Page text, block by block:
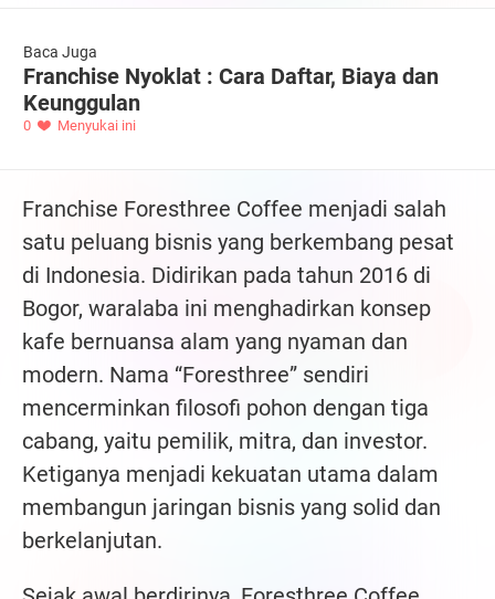
Baca Juga
Franchise Nyoklat : Cara Daftar, Biaya dan
Keunggulan
0 Menyukai ini
Franchise Foresthree Coffee menjadi salah
satu peluang bisnis yang berkembang pesat
di Indonesia. Didirikan pada tahun 2016 di
Bogor, waralaba ini menghadirkan konsep
kafe bernuansa alam yang nyaman dan
modern. Nama “Foresthree” sendiri
mencerminkan filosofi pohon dengan tiga
cabang, yaitu pemilik, mitra, dan investor.
Ketiganya menjadi kekuatan utama dalam
membangun jaringan bisnis yang solid dan
berkelanjutan.